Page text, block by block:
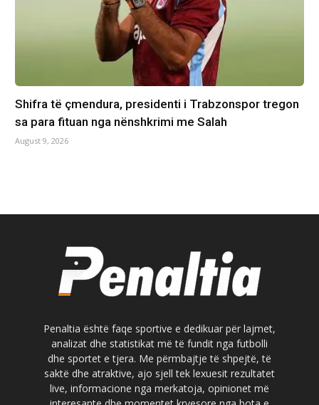
Shifra të çmendura, presidenti i Trabzonspor tregon
sa para fituan nga nënshkrimi me Salah
August 9, 2026
Penaltia është faqe sportive e dedikuar për lajmet,
analizat dhe statistikat më të fundit nga futbolli
dhe sportet e tjera. Me përmbajtje të shpejtë, të
saktë dhe atraktive, ajo sjell tek lexuesit rezultatet
live, informacione nga merkatoja, opinionet më